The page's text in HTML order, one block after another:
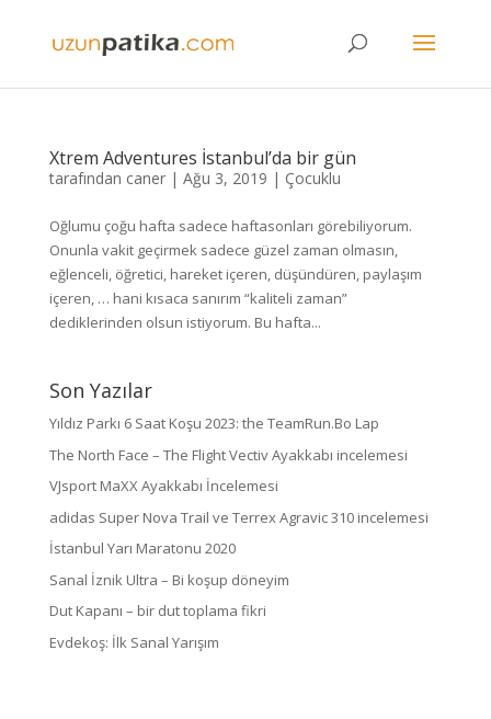
Xtrem Adventures İstanbul’da bir gün
tarafından caner| Ağu 3, 2019 | Çocuklu
Oğlumu çoğu hafta sadece haftasonları görebiliyorum.
Onunla vakit geçirmek sadece güzel zaman olmasın,
eğlenceli, öğretici, hareket içeren, düşündüren, paylaşım
içeren, … hani kısaca sanırım “kaliteli zaman”
dediklerinden olsun istiyorum. Bu hafta...
Son Yazılar
Yıldız Parkı 6 Saat Koşu 2023: the TeamRun.Bo Lap
The North Face – The Flight Vectiv Ayakkabı incelemesi
VJsport MaXX Ayakkabı İncelemesi
adidas Super Nova Trail ve Terrex Agravic 310 incelemesi
İstanbul Yarı Maratonu 2020
Sanal İznik Ultra – Bi koşup döneyim
Dut Kapanı – bir dut toplama fikri
Evdekoş: İlk Sanal Yarışım